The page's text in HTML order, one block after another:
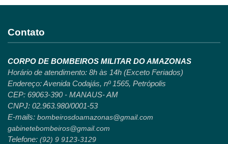
Contato
CORPO DE BOMBEIROS MILITAR DO AMAZONAS
Horário de atendimento: 8h às 14h (Exceto Feriados)
Endereço: Avenida Codajás, nº 1565, Petrópolis
CEP: 69063-390 - MANAUS- AM
CNPJ: 02.963.980/0001-53
E-mails: bombeirosdoamazonas@gmail.com
gabinetebombeiros@gmail.com
Telefone: (92) 9 9123-3129